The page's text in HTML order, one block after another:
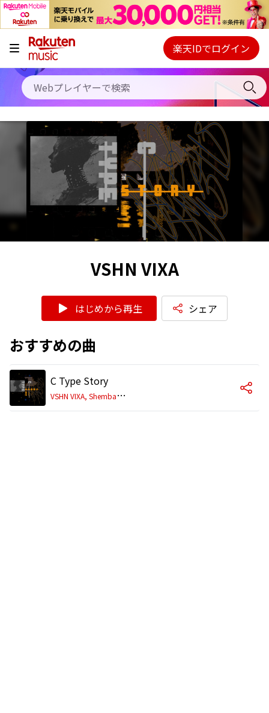
キャンペーン
料金プラン
使い方
初回30日間無料お試し
Webプレイヤー
ご契約内容の確認・変更
楽天IDでログイン
VSHN VIXA
はじめから再生 シェア
おすすめの曲
C Type Story
V
SHN VIXA, Shemban & Craxky